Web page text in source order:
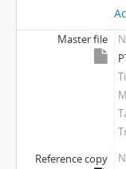
Master file
Reference copy